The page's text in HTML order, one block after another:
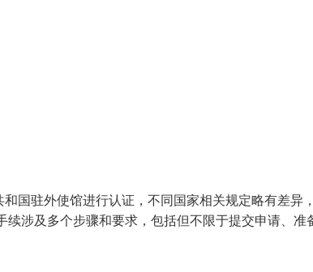
国驻外使馆进行认证，不同国家相关规定略有差异
涉及多个步骤和要求，包括但不限于提交申请、准